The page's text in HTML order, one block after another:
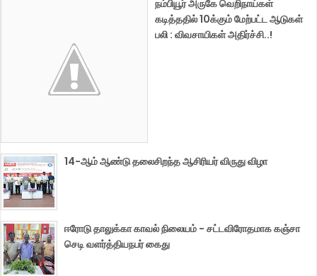
நம்பியூர் அருகே வெறிநாய்கள்
கடித்ததில் 10க்கும் மேற்பட்ட ஆடுகள்
பலி : விவசாயிகள் அதிர்ச்சி..!
14-ஆம் ஆண்டு தலைசிறந்த ஆசிரியர் விருது விழா
ஈரோடு தாலுக்கா காவல் நிலையம் - சட்டவிரோதமாக கஞ்சா
செடி வளர்த்தியநபர் கைது